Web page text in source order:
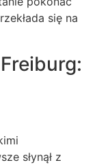
się na
słynął z